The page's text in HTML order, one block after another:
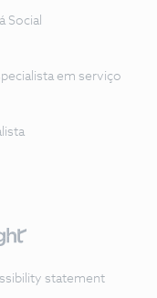
Social
em serviço
statement